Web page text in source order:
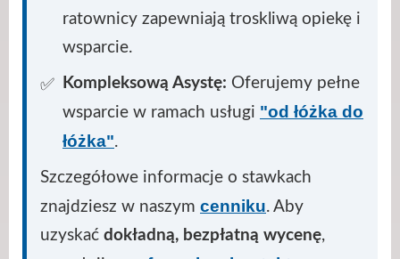
ratownicy zapewniają troskliwą opiekę i
wsparcie.
Kompleksową Asystę: Oferujemy pełne
wsparcie w ramach usługi "od łóżka do
łóżka".
Szczegółowe informacje o stawkach
znajdziesz w naszym cenniku. Aby
uzyskać dokładną, bezpłatną wycenę,